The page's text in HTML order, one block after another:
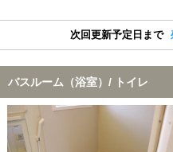
次回更新予定日まで
バスルーム（浴室）/ トイレ